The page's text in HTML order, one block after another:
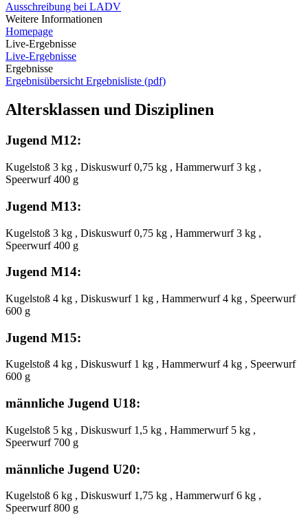
Ausschreibung bei LADV
Weitere Informationen
Homepage
Live-Ergebnisse
Live-Ergebnisse
Ergebnisse
Ergebnisübersicht Ergebnisliste (pdf)
Altersklassen und Disziplinen
Jugend M12:
Kugelstoß 3 kg , Diskuswurf 0,75 kg , Hammerwurf 3 kg ,
Speerwurf 400 g
Jugend M13:
Kugelstoß 3 kg , Diskuswurf 0,75 kg , Hammerwurf 3 kg ,
Speerwurf 400 g
Jugend M14:
Kugelstoß 4 kg , Diskuswurf 1 kg , Hammerwurf 4 kg , Speerwurf
600 g
Jugend M15:
Kugelstoß 4 kg , Diskuswurf 1 kg , Hammerwurf 4 kg , Speerwurf
600 g
männliche Jugend U18:
Kugelstoß 5 kg , Diskuswurf 1,5 kg , Hammerwurf 5 kg ,
Speerwurf 700 g
männliche Jugend U20:
Kugelstoß 6 kg , Diskuswurf 1,75 kg , Hammerwurf 6 kg ,
Speerwurf 800 g